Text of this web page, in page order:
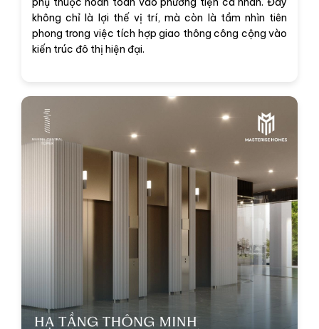
không chỉ là lợi thế vị trí, mà còn là tầm nhìn tiên
phong trong việc tích hợp giao thông công cộng vào
kiến trúc đô thị hiện đại.